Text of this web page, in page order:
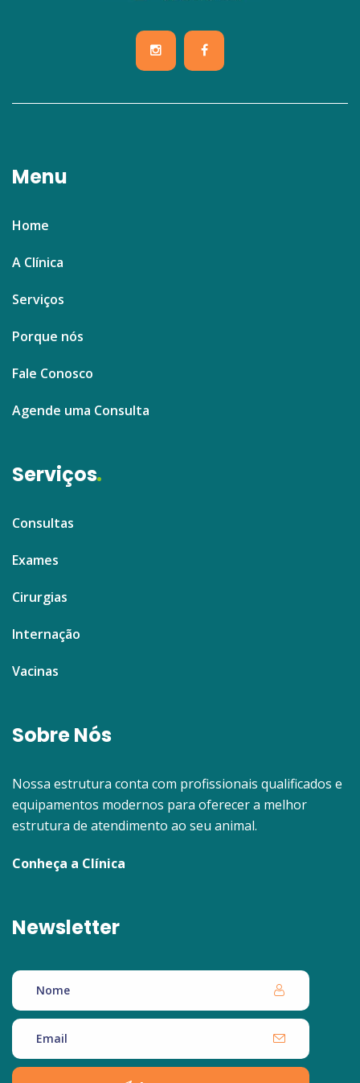
Menu
Home
A Clínica
Serviços
Porque nós
Fale Conosco
Agende uma Consulta
Serviços
Consultas
Exames
Cirurgias
Internação
Vacinas
Sobre Nós
Nossa estrutura conta com profissionais qualificados e
equipamentos modernos para oferecer a melhor
estrutura de atendimento ao seu animal.
Conheça a Clínica
Newsletter